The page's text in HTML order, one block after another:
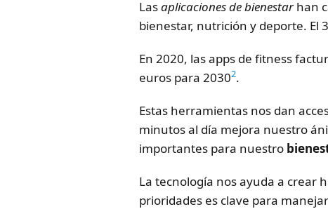
Lasaplicaciones de bienestarhan
bienestar, nutrición y deporte. El
En 2020, las apps de fitness
euros para 20302.
Estas herramientas nos dan
minutos al día mejora nuestro
importantes para nuestro
La tecnología nos ayuda a crear
prioridades es clave para